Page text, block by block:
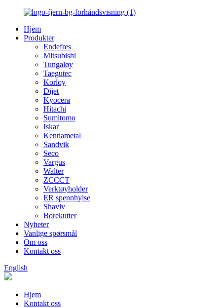
Hjem
Produkter
Endefres
Mitsubishi
Tungaløy
Taegutec
Korloy
Dijet
Kyocera
Hitachi
Sumitomo
Iskar
Kennametal
Sandvik
Seco
Vargus
Walter
ZCCCT
Verktøyholder
ER spennhylse
Shaviv
Borekutter
Nyheter
Vanlige spørsmål
Om oss
Kontakt oss
English
Hjem
Kontakt oss